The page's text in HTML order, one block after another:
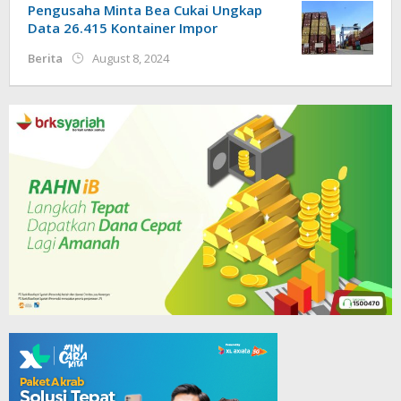
Pengusaha Minta Bea Cukai Ungkap
Data 26.415 Kontainer Impor
Berita August 8, 2024by